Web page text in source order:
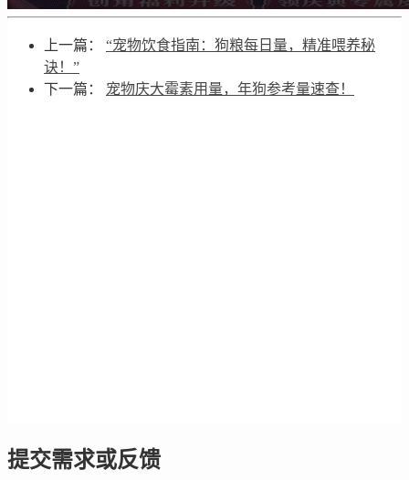
上一篇： “宠物饮食指南：狗粮每日量，精准喂养秘
诀！”
下一篇： 宠物庆大霉素用量，年狗参考量速查！
提交需求或反馈